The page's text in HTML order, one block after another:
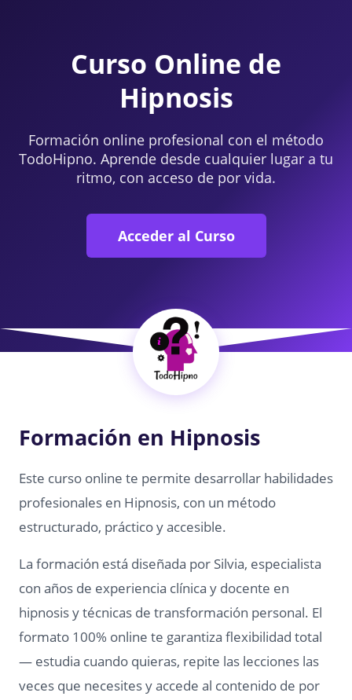
Curso Online de
Hipnosis
Formación online profesional con el método
TodoHipno. Aprende desde cualquier lugar a tu
ritmo, con acceso de por vida.
Acceder al Curso
Formación en Hipnosis
Este curso online te permite desarrollar habilidades
profesionales en Hipnosis, con un método
estructurado, práctico y accesible.
La formación está diseñada por Silvia, especialista
con años de experiencia clínica y docente en
hipnosis y técnicas de transformación personal. El
formato 100% online te garantiza flexibilidad total
— estudia cuando quieras, repite las lecciones las
veces que necesites y accede al contenido de por